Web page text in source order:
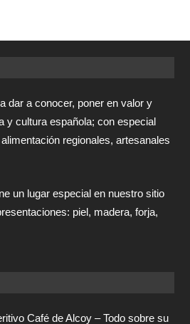
dar a conocer, poner en valor y
y cultura española; con especial
regionales, artesanales
un lugar especial en nuestro sitio
piel, madera, forja,
Café de Alcoy – Todo sobre su